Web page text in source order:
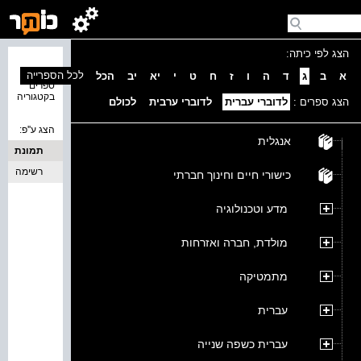
הצג לפי כיתה:
א
ב ג ד ה ו ז ח ט י יא יב הכל
הצג ספרים : לדוברי עברית לדוברי ערבית לכולם
אנגלית
כישורי חיים וחינוך חברתי
מדע וטכנולוגיה
מולדת, חברה ואזרחות
מתמטיקה
עברית
עברית כשפה שנייה
ספרים
בקטגוריה
לכל הספרייה
הצג ע''פ:
תמונת
כריכה
רשימה